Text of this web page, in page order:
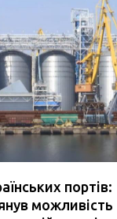
портів:
можливість